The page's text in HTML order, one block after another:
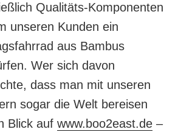
Qualitäts-Komponenten
unseren Kunden ein
aus Bambus
Wer sich davon
dass man mit unseren
sogar die Welt bereisen
Blick auf www.boo2east.de –